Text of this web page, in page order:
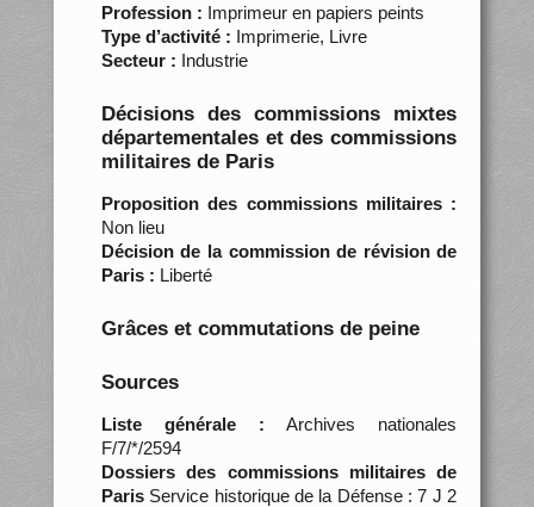
Profession : Imprimeur en papiers peints
Type d’activité : Imprimerie, Livre
Secteur : Industrie
Décisions des commissions mixtes
départementales et des commissions
militaires de Paris
Proposition des commissions militaires :
Non lieu
Décision de la commission de révision de
Paris : Liberté
Grâces et commutations de peine
Sources
Liste générale : Archives nationales
F/7/*/2594
Dossiers des commissions militaires de
ParisService historique de la Défense : 7 J 2